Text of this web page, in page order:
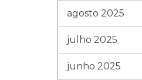
agosto 2025
julho 2025
junho 2025